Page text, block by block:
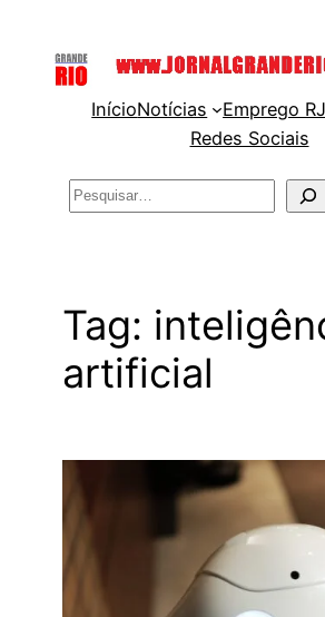
InícioNotícias Emprego RJ
Redes Sociais
Pesquisar
Tag:
artificial